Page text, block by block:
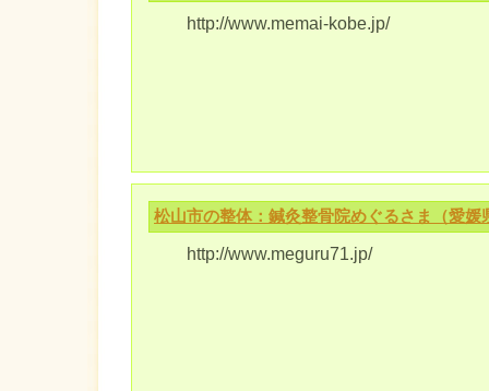
http://www.memai-kobe.jp/
松山市の整体：鍼灸整骨院めぐるさま（愛媛
http://www.meguru71.jp/